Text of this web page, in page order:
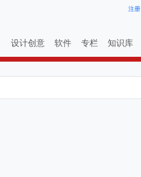
注册
设计创意 软件 专栏 知识库